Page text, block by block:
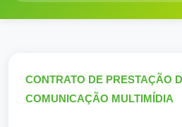
CONTRATO DE PRESTAÇÃO
COMUNICAÇÃO MULTIMÍDIA